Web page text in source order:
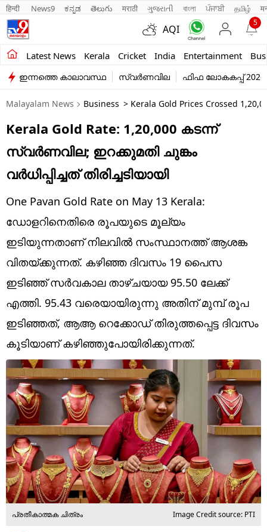
हिन्दी News9 ಕನ್ನಡ తెలుగు मराठी ગુજરાતી বাংলা ਪੰਜਾਬੀ தமிழ்
AQI
5
Latest News Kerala Cricket India Entertainment
Kerala
India
Entertainment
Business
Education
Lifestyle
world
Technology
Religion
Web Story
Photo
Short Videos
ഇന്നത്തെ കാലാവസ്ഥ സ്വർണവില ഫിഫ ലോകകപ്പ് 2026
Malayalam News Business > Kerala Gold Prices Crossed
Kerala Gold Rate: 1,20,000 കടന്ന്
സ്വര്‍ണവില; ഇറക്കുമതി ചുങ്കം
വര്‍ധിപ്പിച്ചത് തിരിച്ചടിയായി
One Pavan Gold Rate on May 13 Kerala:
ഡോളറിനെതിരെ രൂപയുടെ മൂല്യം
ഇടിയുന്നതാണ് നിലവില്‍ സംസ്ഥാനത്ത് ആശങ്ക
വിതയ്ക്കുന്നത്. കഴിഞ്ഞ ദിവസം 19 പൈസ
ഇടിഞ്ഞ് സര്‍വകാല താഴ്ചയായ 95.50 ലേക്ക്
എത്തി. 95.43 വരെയായിരുന്നു അതിന് മുമ്പ് രൂപ
ഇടിഞ്ഞത്, ആആ റെക്കോഡ് തിരുത്തപ്പെട്ട ദിവസം
കൂടിയാണ് കഴിഞ്ഞുപോയിരിക്കുന്നത്.
പ്രതീകാത്മക ചിത്രം Image Credit source: PTI